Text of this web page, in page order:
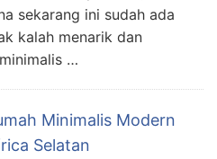
sekarang ini sudah ada
kalah menarik dan
…
Minimalis Modern
Selatan